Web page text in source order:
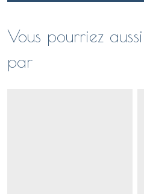
Vous pourriez
par